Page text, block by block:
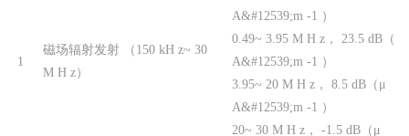
1
磁场辐射发射 （150 kH z~ 30
M H z）
A&#12539;m -1 ）
0.49~ 3.95 M H z， 23.5 dB（μ
A&#12539;m -1 ）
3.95~ 20 M H z， 8.5 dB（μ
A&#12539;m -1 ）
20~ 30 M H z， -1.5 dB（μ